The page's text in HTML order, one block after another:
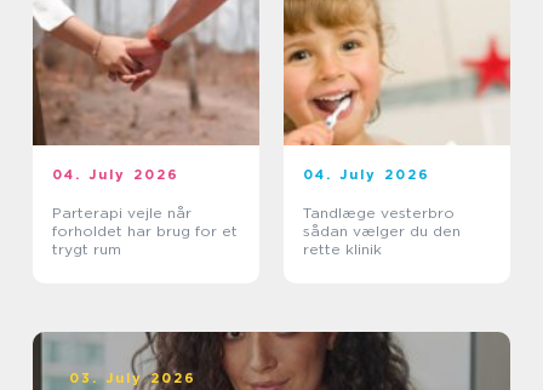
04. July 2026
Parterapi vejle når
forholdet har brug for et
trygt rum
04. July 2026
Tandlæge vesterbro
sådan vælger du den
rette klinik
03. July 2026